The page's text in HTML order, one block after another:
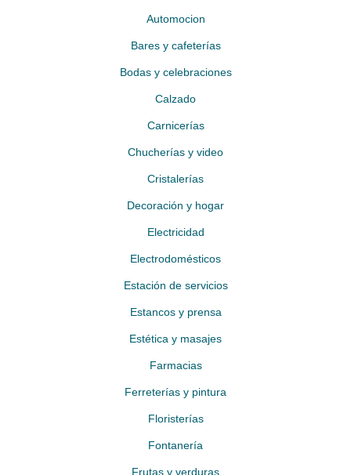
Automocion
Bares y cafeterías
Bodas y celebraciones
Calzado
Carnicerías
Chucherías y video
Cristalerías
Decoración y hogar
Electricidad
Electrodomésticos
Estación de servicios
Estancos y prensa
Estética y masajes
Farmacias
Ferreterías y pintura
Floristerías
Fontanería
Frutas y verduras